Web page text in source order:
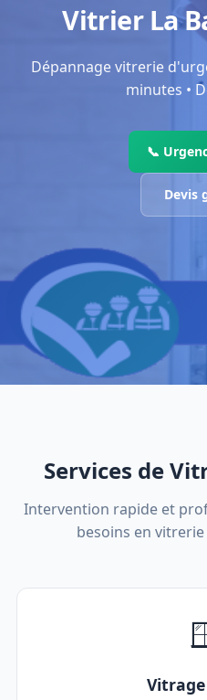
Vitrier La
Dépannage vitrerie
minutes •
📞
Devis
Services de
Intervention rapide et
besoins en vitrerie